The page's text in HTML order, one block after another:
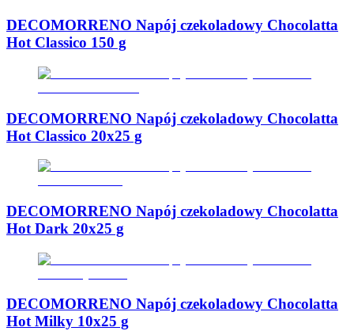
DECOMORRENO Napój czekoladowy Chocolatta
Hot Classico 150 g
DECOMORRENO Napój czekoladowy Chocolatta
Hot Classico 20x25 g
DECOMORRENO Napój czekoladowy Chocolatta
Hot Dark 20x25 g
DECOMORRENO Napój czekoladowy Chocolatta
Hot Milky 10x25 g